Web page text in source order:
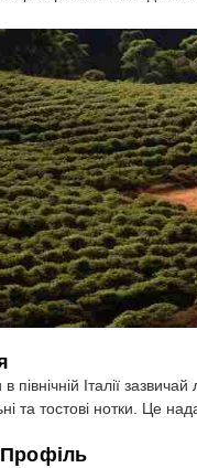
Італії
та тостові нотки. Це